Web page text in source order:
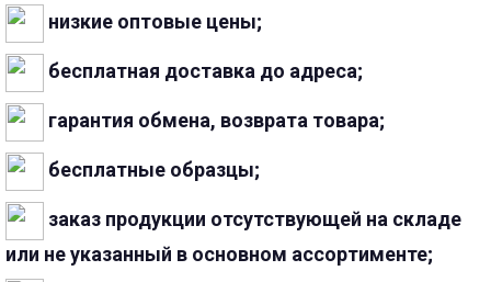
низкие оптовые цены;
бесплатная доставка до адреса;
гарантия обмена, возврата товара;
бесплатные образцы;
заказ продукции отсутствующей на складе
или не указанный в основном ассортименте;